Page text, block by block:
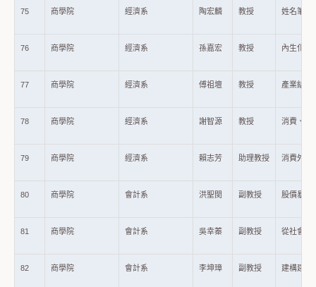
75 商學院 經濟系 陶宏麟 教授 姓名筆劃
76 商學院 經濟系 孫嘉宏 教授 內生化進
77 商學院 經濟系 傅祖壇 教授 產業結構
78 商學院 經濟系 謝智源 教授 消費、污
79 商學院 經濟系 賴志芳 助理教授 消費外部
80 商學院 會計系 洪聖閔 副教授 股價暴跌
81 商學院 會計系 吳幸蓁 副教授 從社會責
82 商學院 會計系 李坤璋 副教授 建構建築